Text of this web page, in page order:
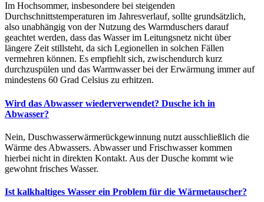
Im Hochsommer, insbesondere bei steigenden
Durchschnittstemperaturen im Jahresverlauf, sollte grundsätzlich,
also unabhängig von der Nutzung des Warmduschers darauf
geachtet werden, dass das Wasser im Leitungsnetz nicht über
längere Zeit stillsteht, da sich Legionellen in solchen Fällen
vermehren können. Es empfiehlt sich, zwischendurch kurz
durchzuspülen und das Warmwasser bei der Erwärmung immer auf
mindestens 60 Grad Celsius zu erhitzen.
Wird das Abwasser wiederverwendet? Dusche ich in
Abwasser?
Nein, Duschwasserwärmerückgewinnung nutzt ausschließlich die
Wärme des Abwassers. Abwasser und Frischwasser kommen
hierbei nicht in direkten Kontakt. Aus der Dusche kommt wie
gewohnt frisches Wasser.
Ist kalkhaltiges Wasser ein Problem für die Wärmetauscher?